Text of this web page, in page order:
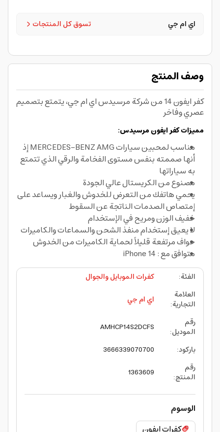
تسوق كل المنتجات اي ام جي
وصف المنتج
كفر ايفون 14 من شركة مرسيدس اي ام جي، يتمتع بتصميم
عصري وفاخر
مميزات كفر ايفون مرسيدس:
مناسب لمحبين سيارات MERCEDES-BENZ AMG إذ
أنها صممته بنفس مستوى الفخامة والرقي الذي تتمتع
به سياراتها
مصنوع من الكريستال عالي الجودة
يحمي هاتفك من التعرض للخدوش والغبار ويساعد على
إمتصاص الصدمات الناتجة عن السقوط
خفيف الوزن ومريح في الإستخدام
لا يعيق إستخدام منفذ الشحن والسماعات والكاميرات
حواف مرتفعة قليلاً لحماية الكاميرات من الخدوش
متوافق مع : iPhone 14
الفئة:
كفرات الموبايل والجوال
العلامة
التجارية:
اي ام جي
رقم
الموديل:
AMHCP14S2DCFS
باركود:
3666339070700
رقم
المنتج:
1363609
الوسوم
كفرات ايفون